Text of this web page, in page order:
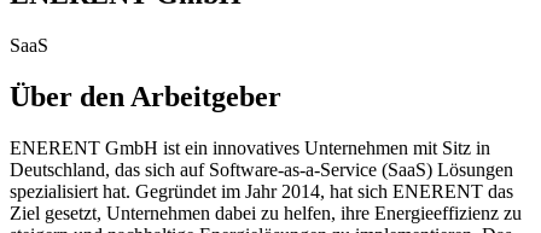
SaaS
Über den Arbeitgeber
ENERENT GmbH ist ein innovatives Unternehmen mit Sitz in
Deutschland, das sich auf Software-as-a-Service (SaaS) Lösungen
spezialisiert hat. Gegründet im Jahr 2014, hat sich ENERENT das
Ziel gesetzt, Unternehmen dabei zu helfen, ihre Energieeffizienz zu